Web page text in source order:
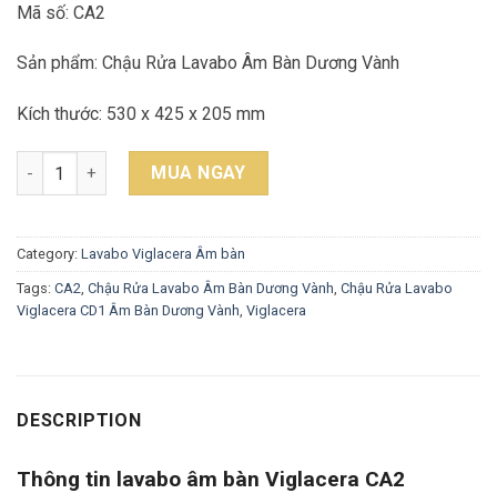
Mã số: CA2
Sản phẩm: Chậu Rửa Lavabo Âm Bàn Dương Vành
Kích thước: 530 x 425 x 205 mm
Chậu Rửa Mặt Lavabo Viglacera CA2 Âm Bàn quantity
MUA NGAY
Category: Lavabo Viglacera Âm bàn
Tags: CA2 Chậu Rửa Lavabo Âm Bàn Dương Vành Chậu Rửa Lavabo
Viglacera CD1 Âm Bàn Dương Vành Viglacera
DESCRIPTION
Thông tin lavabo âm bàn Viglacera CA2